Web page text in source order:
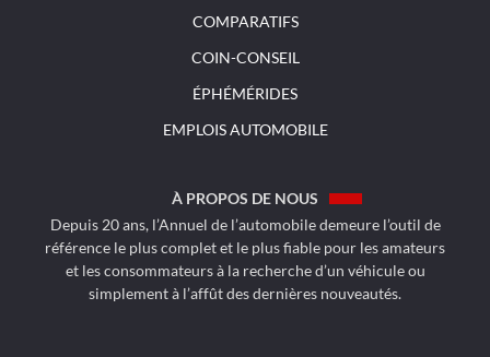
COMPARATIFS
COIN-CONSEIL
ÉPHÉMÉRIDES
EMPLOIS AUTOMOBILE
À PROPOS DE NOUS
Depuis 20 ans, l’Annuel de l’automobile demeure l’outil de
référence le plus complet et le plus fiable pour les amateurs
et les consommateurs à la recherche d’un véhicule ou
simplement à l’affût des dernières nouveautés.